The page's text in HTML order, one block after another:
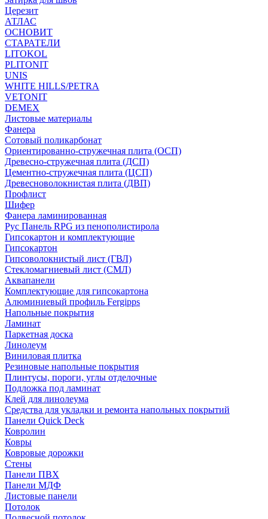
Церезит
АТЛАС
ОСНОВИТ
СТАРАТЕЛИ
LITOKOL
PLITONIT
UNIS
WHITE HILLS/PETRA
VETONIT
DEMEX
Листовые материалы
Фанера
Сотовый поликарбонат
Ориентированно-стружечная плита (ОСП)
Древесно-стружечная плита (ДСП)
Цементно-стружечная плита (ЦСП)
Древесноволокнистая плита (ДВП)
Профлист
Шифер
Фанера ламинированная
Рус Панель RPG из пенополистирола
Гипсокартон и комплектующие
Гипсокартон
Гипсоволокнистый лист (ГВЛ)
Стекломагниевый лист (СМЛ)
Аквапанели
Комплектующие для гипсокартона
Алюминиевый профиль Fergipps
Напольные покрытия
Ламинат
Паркетная доска
Линолеум
Виниловая плитка
Резиновые напольные покрытия
Плинтусы, пороги, углы отделочные
Подложка под ламинат
Клей для линолеума
Средства для укладки и ремонта напольных покрытий
Панели Quick Deck
Ковролин
Ковры
Ковровые дорожки
Стены
Панели ПВХ
Панели МДФ
Листовые панели
Потолок